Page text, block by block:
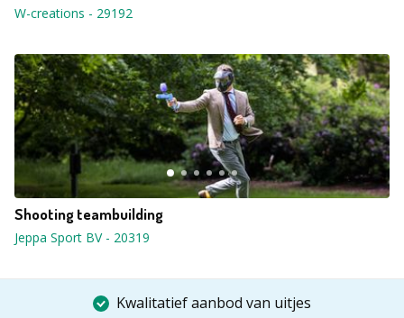
W-creations - 29192
Shooting teambuilding
Jeppa Sport BV- 20319
Kwalitatief aanbod van uitjes